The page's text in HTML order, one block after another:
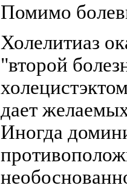
Помимо
Холелитиаз
"второй
дает
Иногда